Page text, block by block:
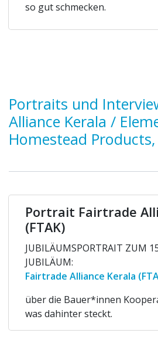
so gut schmecken.
Portraits und
Alliance Kerala /
Homestead
Portrait Fairtrade
(FTAK)
JUBILÄUMSPORTRAIT ZUM
JUBILÄUM:
Fairtrade Alliance Kerala
über die Bauer*innen
was dahinter steckt.